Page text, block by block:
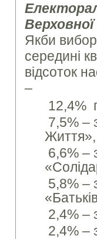
Якби
середині
відсоток
–
12,4%
7,5% –
Життя»,
6,6% –
5,8% –
2,4% –
2,4% –